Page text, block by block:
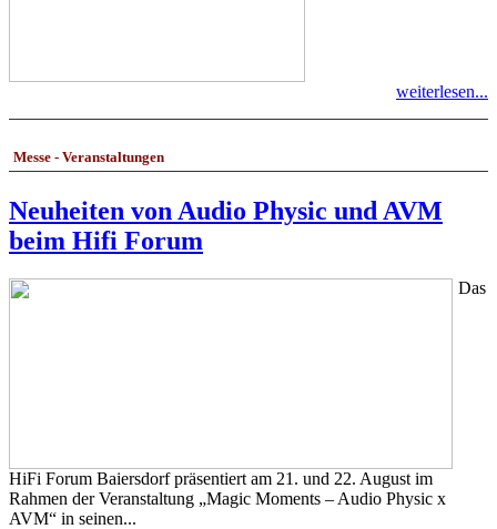
weiterlesen...
Messe - Veranstaltungen
Neuheiten von Audio Physic und AVM
beim Hifi Forum
Das
HiFi Forum Baiersdorf präsentiert am 21. und 22. August im
Rahmen der Veranstaltung „Magic Moments – Audio Physic x
AVM“ in seinen...